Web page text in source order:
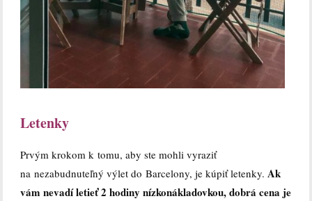
Letenky
Prvým krokom k tomu, aby ste mohli vyraziť
na nezabudnuteľný výlet do Barcelony, je kúpiť letenky.Ak
vám nevadí letieť 2 hodiny nízkonákladovkou, dobrá cena je